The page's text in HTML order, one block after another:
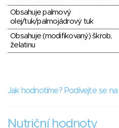
Obsahuje palmový
olej/tuk/palmojádrový tuk
Obsahuje (modifikovaný) škrob,
želatinu
Jak hodnotíme? Podívejte se
Nutriční hodnoty